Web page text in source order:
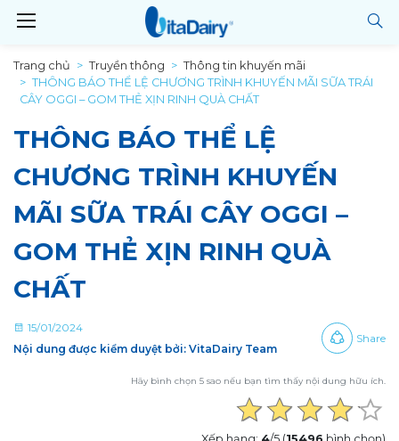
Trang chủ Truyền thông
Thông tin khuyến mãi
THÔNG BÁO THỂ LỆ CHƯƠNG TRÌNH KHUYẾN MÃI SỮA TRÁI
CÂY OGGI – GOM THẺ XỊN RINH QUÀ CHẤT
THÔNG BÁO THỂ LỆ
CHƯƠNG TRÌNH KHUYẾN
MÃI SỮA TRÁI CÂY OGGI –
GOM THẺ XỊN RINH QUÀ
CHẤT
15/01/2024
Nội dung được kiểm duyệt bởi: VitaDairy Team
Share
Hãy bình chọn 5 sao nếu bạn tìm thấy nội dung hữu ích.